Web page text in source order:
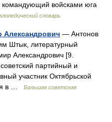
командующий войсками юга
словарь
Александрович — Антонов
Штык, литературный
Александрович [9.
партийный и
участник Октябрьской
в …
Большая советская